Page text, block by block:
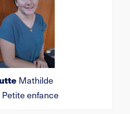
Mathilde
Petite enfance